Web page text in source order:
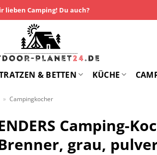
lieben Camping! Du auch?
& BETTEN KÜCHE
» Campingkocher
Camping-
grau,